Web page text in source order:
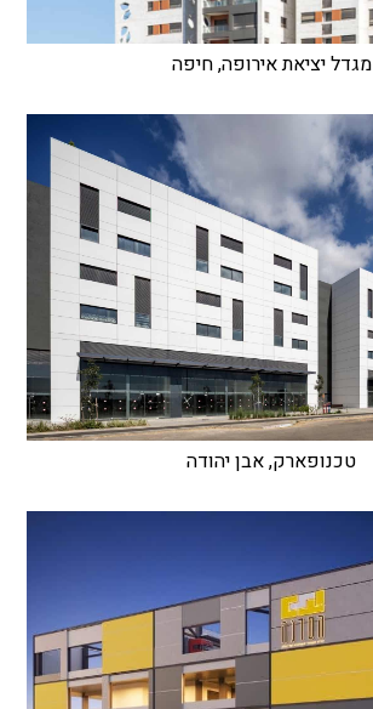
מגדל יציאת אירופה, חיפה
טכנופארק, אבן יהודה